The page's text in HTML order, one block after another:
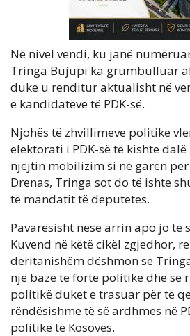
Në nivel vendi, ku janë
Tringa Bujupi ka grumbulluar
duke u renditur aktualisht në
e kandidatëve të PDK-së.
Njohës të zhvillimeve politike
elektorati i PDK-së të kishte
njëjtin mobilizim si në garën
Drenas, Tringa sot do të ishte
të mandatit të deputetes.
Pavarësisht nëse arrin apo jo të
Kuvend në këtë cikël zgjedhor,
deritanishëm dëshmon se
një bazë të fortë politike dhe se
politikë duket e trasuar për të
rëndësishme të së ardhmes në
politike të Kosovës.